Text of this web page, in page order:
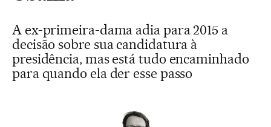
A ex-primeira-dama adia para 2015 a
decisão sobre sua candidatura à
presidência, mas está tudo encaminhado
para quando ela der esse passo